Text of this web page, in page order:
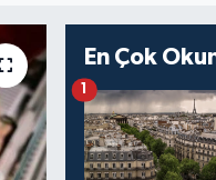
En Çok
1